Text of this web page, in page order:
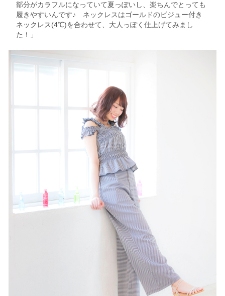
部分がカラフルになっていて夏っぽいし、楽ちんでとっても
履きやすいんです♪ ネックレスはゴールドのビジュー付き
ネックレス(4℃)を合わせて、大人っぽく仕上げてみまし
た！」